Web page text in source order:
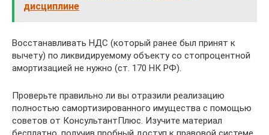
дисциплине
Восстанавливать НДС (который ранее был принят к
вычету) по ликвидируемому объекту со стопроцентной
амортизацией не нужно (ст. 170 НК РФ).
Проверьте правильно ли вы отразили реализацию
полностью самортизированного имущества с помощью
советов от КонсультантПлюс. Изучите материал